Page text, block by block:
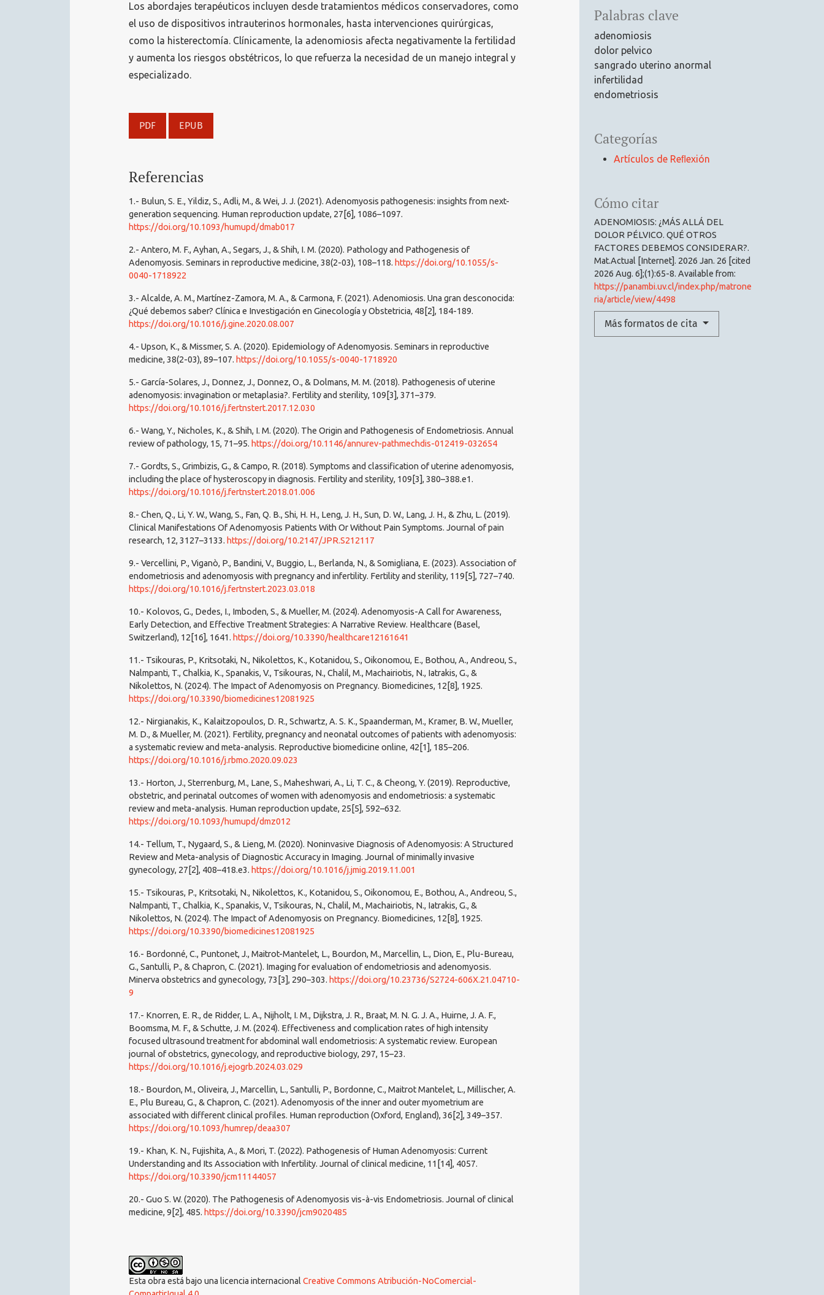
Palabras clave
adenomiosis
dolor pelvico
sangrado uterino anormal
infertilidad
endometriosis
Categorías
Artículos de Reﬂexión
Cómo citar
ADENOMIOSIS: ¿MÁS ALLÁ DEL
DOLOR PÉLVICO. QUÉ OTROS
FACTORES DEBEMOS CONSIDERAR?.
Mat.Actual [Internet]. 2026 Jan. 26 [cited
2026 Aug. 6];(1):65-8. Available from:
https://panambi.uv.cl/index.php/matrone
ria/article/view/4498
Más formatos de cita
Los abordajes terapéuticos incluyen desde tratamientos médicos conservadores, como
el uso de dispositivos intrauterinos hormonales, hasta intervenciones quirúrgicas,
como la histerectomía. Clínicamente, la adenomiosis afecta negativamente la fertilidad
y aumenta los riesgos obstétricos, lo que refuerza la necesidad de un manejo integral y
especializado.
PDF EPUB
Referencias
1.- Bulun, S. E., Yildiz, S., Adli, M., & Wei, J. J. (2021). Adenomyosis pathogenesis: insights from next-
generation sequencing. Human reproduction update, 27[6], 1086–1097.
https://doi.org/10.1093/humupd/dmab017
2.- Antero, M. F., Ayhan, A., Segars, J., & Shih, I. M. (2020). Pathology and Pathogenesis of
Adenomyosis. Seminars in reproductive medicine, 38(2-03), 108–118. https://doi.org/10.1055/s-
0040-1718922
3.- Alcalde, A. M., Martínez-Zamora, M. A., & Carmona, F. (2021). Adenomiosis. Una gran desconocida:
¿Qué debemos saber? Clínica e Investigación en Ginecología y Obstetricia, 48[2], 184-189.
https://doi.org/10.1016/j.gine.2020.08.007
4.- Upson, K., & Missmer, S. A. (2020). Epidemiology of Adenomyosis. Seminars in reproductive
medicine, 38(2-03), 89–107. https://doi.org/10.1055/s-0040-1718920
5.- García-Solares, J., Donnez, J., Donnez, O., & Dolmans, M. M. (2018). Pathogenesis of uterine
adenomyosis: invagination or metaplasia?. Fertility and sterility, 109[3], 371–379.
https://doi.org/10.1016/j.fertnstert.2017.12.030
6.- Wang, Y., Nicholes, K., & Shih, I. M. (2020). The Origin and Pathogenesis of Endometriosis. Annual
review of pathology, 15, 71–95. https://doi.org/10.1146/annurev-pathmechdis-012419-032654
7.- Gordts, S., Grimbizis, G., & Campo, R. (2018). Symptoms and classification of uterine adenomyosis,
including the place of hysteroscopy in diagnosis. Fertility and sterility, 109[3], 380–388.e1.
https://doi.org/10.1016/j.fertnstert.2018.01.006
8.- Chen, Q., Li, Y. W., Wang, S., Fan, Q. B., Shi, H. H., Leng, J. H., Sun, D. W., Lang, J. H., & Zhu, L. (2019).
Clinical Manifestations Of Adenomyosis Patients With Or Without Pain Symptoms. Journal of pain
research, 12, 3127–3133. https://doi.org/10.2147/JPR.S212117
9.- Vercellini, P., Viganò, P., Bandini, V., Buggio, L., Berlanda, N., & Somigliana, E. (2023). Association of
endometriosis and adenomyosis with pregnancy and infertility. Fertility and sterility, 119[5], 727–740.
https://doi.org/10.1016/j.fertnstert.2023.03.018
10.- Kolovos, G., Dedes, I., Imboden, S., & Mueller, M. (2024). Adenomyosis-A Call for Awareness,
Early Detection, and Effective Treatment Strategies: A Narrative Review. Healthcare (Basel,
Switzerland), 12[16], 1641. https://doi.org/10.3390/healthcare12161641
11.- Tsikouras, P., Kritsotaki, N., Nikolettos, K., Kotanidou, S., Oikonomou, E., Bothou, A., Andreou, S.,
Nalmpanti, T., Chalkia, K., Spanakis, V., Tsikouras, N., Chalil, M., Machairiotis, N., Iatrakis, G., &
Nikolettos, N. (2024). The Impact of Adenomyosis on Pregnancy. Biomedicines, 12[8], 1925.
https://doi.org/10.3390/biomedicines12081925
12.- Nirgianakis, K., Kalaitzopoulos, D. R., Schwartz, A. S. K., Spaanderman, M., Kramer, B. W., Mueller,
M. D., & Mueller, M. (2021). Fertility, pregnancy and neonatal outcomes of patients with adenomyosis:
a systematic review and meta-analysis. Reproductive biomedicine online, 42[1], 185–206.
https://doi.org/10.1016/j.rbmo.2020.09.023
13.- Horton, J., Sterrenburg, M., Lane, S., Maheshwari, A., Li, T. C., & Cheong, Y. (2019). Reproductive,
obstetric, and perinatal outcomes of women with adenomyosis and endometriosis: a systematic
review and meta-analysis. Human reproduction update, 25[5], 592–632.
https://doi.org/10.1093/humupd/dmz012
14.- Tellum, T., Nygaard, S., & Lieng, M. (2020). Noninvasive Diagnosis of Adenomyosis: A Structured
Review and Meta-analysis of Diagnostic Accuracy in Imaging. Journal of minimally invasive
gynecology, 27[2], 408–418.e3. https://doi.org/10.1016/j.jmig.2019.11.001
15.- Tsikouras, P., Kritsotaki, N., Nikolettos, K., Kotanidou, S., Oikonomou, E., Bothou, A., Andreou, S.,
Nalmpanti, T., Chalkia, K., Spanakis, V., Tsikouras, N., Chalil, M., Machairiotis, N., Iatrakis, G., &
Nikolettos, N. (2024). The Impact of Adenomyosis on Pregnancy. Biomedicines, 12[8], 1925.
https://doi.org/10.3390/biomedicines12081925
16.- Bordonné, C., Puntonet, J., Maitrot-Mantelet, L., Bourdon, M., Marcellin, L., Dion, E., Plu-Bureau,
G., Santulli, P., & Chapron, C. (2021). Imaging for evaluation of endometriosis and adenomyosis.
Minerva obstetrics and gynecology, 73[3], 290–303. https://doi.org/10.23736/S2724-606X.21.04710-
9
17.- Knorren, E. R., de Ridder, L. A., Nijholt, I. M., Dijkstra, J. R., Braat, M. N. G. J. A., Huirne, J. A. F.,
Boomsma, M. F., & Schutte, J. M. (2024). Effectiveness and complication rates of high intensity
focused ultrasound treatment for abdominal wall endometriosis: A systematic review. European
journal of obstetrics, gynecology, and reproductive biology, 297, 15–23.
https://doi.org/10.1016/j.ejogrb.2024.03.029
18.- Bourdon, M., Oliveira, J., Marcellin, L., Santulli, P., Bordonne, C., Maitrot Mantelet, L., Millischer, A.
E., Plu Bureau, G., & Chapron, C. (2021). Adenomyosis of the inner and outer myometrium are
associated with different clinical profiles. Human reproduction (Oxford, England), 36[2], 349–357.
https://doi.org/10.1093/humrep/deaa307
19.- Khan, K. N., Fujishita, A., & Mori, T. (2022). Pathogenesis of Human Adenomyosis: Current
Understanding and Its Association with Infertility. Journal of clinical medicine, 11[14], 4057.
https://doi.org/10.3390/jcm11144057
20.- Guo S. W. (2020). The Pathogenesis of Adenomyosis vis-à-vis Endometriosis. Journal of clinical
medicine, 9[2], 485. https://doi.org/10.3390/jcm9020485
Esta obra está bajo una licencia internacional Creative Commons Atribución-NoComercial-